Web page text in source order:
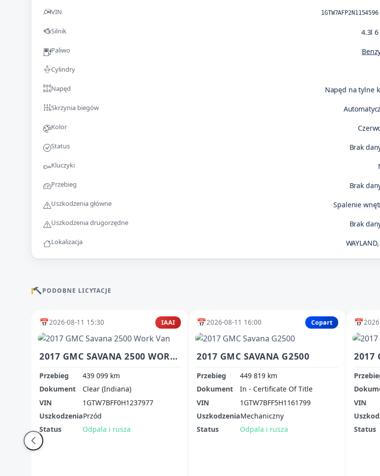
VIN 1GTW7AFP2N1154596
Silnik 4.3l 6
Paliwo
Cylindry
Napęd Napęd na tylne
Skrzynia biegów
Kolor
Status Brak
Kluczyki
Przebieg Brak
Uszkodzenia główne Spalenie
Uszkodzenia drugorzędne Brak
Lokalizacja
PODOBNE LICYTACJE
📅2026-08-11 15:30 IAAI
2017 GMC SAVANA 2500 WORK VAN
Przebieg
439 099 km
Dokument
Clear (Indiana)
VIN
1GTW7BFF0H1237977
UszkodzeniaPrzód
Status
Odpala i rusza
📅2026-08-11 16:00 Copart
2017 GMC SAVANA G2500
Przebieg
449 819 km
Dokument
In - Certificate Of Title
VIN
1GTW7BFF5H1161799
UszkodzeniaMechaniczny
Status
Odpala i rusza
📅
2017
VIN
Status